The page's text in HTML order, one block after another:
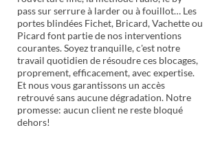
pass sur serrure à larder ou à fouillot… Les
portes blindées Fichet, Bricard, Vachette ou
Picard font partie de nos interventions
courantes. Soyez tranquille, c'est notre
travail quotidien de résoudre ces blocages,
proprement, efficacement, avec expertise.
Et nous vous garantissons un accès
retrouvé sans aucune dégradation. Notre
promesse: aucun client ne reste bloqué
dehors!